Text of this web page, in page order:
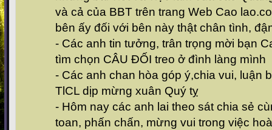
và cả của BBT trên trang Web Cao
bên ấy đối với bên này thật chân tình,
- Các anh tin tưởng, trân trọng mời bạn
tìm chọn CÂU ĐỐI treo ở đình làng mình
- Các anh chan hòa góp ý,chia vui, luận
TlCL dịp mừng xuân Quý tỵ
- Hôm nay các anh lai theo sát chia sẻ
toan, phấn chấn, mừng vui trong việc